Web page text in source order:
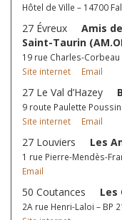
Hôtel de Ville – 14700
27 Évreux Amis
Saint-Taurin
19 rue Charles-Corbeau
Site internet
Email
27 Le Val d’Hazey
9 route Paulette
Site internet
Email
27 Louviers Les
1 rue Pierre-Mendès-
Email
50 Coutances Les
2A rue Henri-Laloi – BP